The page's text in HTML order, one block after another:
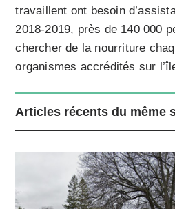
travaillent ont besoin
2018-2019, près de 140 000
chercher de la nourriture
organismes accrédités sur
Articles récents du même